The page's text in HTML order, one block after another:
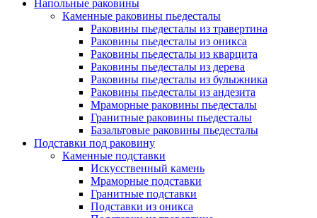
Напольные раковины
Каменные раковины пьедесталы
Раковины пьедесталы из травертина
Раковины пьедесталы из оникса
Раковины пьедесталы из кварцита
Раковины пьедесталы из дерева
Раковины пьедесталы из булыжника
Раковины пьедесталы из андезита
Мраморные раковины пьедесталы
Гранитные раковины пьедесталы
Базальтовые раковины пьедесталы
Подставки под раковину
Каменные подставки
Искусственный камень
Мраморные подставки
Гранитные подставки
Подставки из оникса